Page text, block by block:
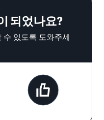
되었나요?
있도록 도와주세